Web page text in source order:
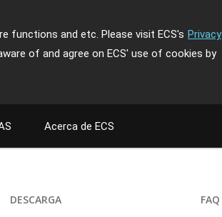
functions and etc. Please visit ECS's Privacy
of and agree on ECS' use of cookies by
Acerca de ECS
DESCARGA FAQ